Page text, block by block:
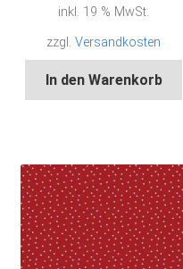
inkl. 19 % MwSt.
zzgl.Versandkosten
In den Warenkorb